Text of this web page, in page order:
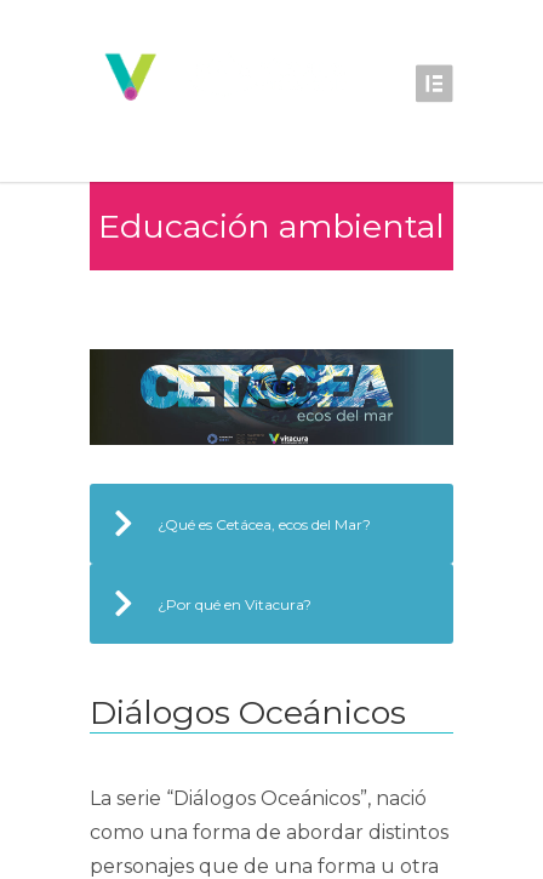
Educación ambiental
¿Qué es Cetácea, ecos del Mar?
¿Por qué en Vitacura?
Diálogos Oceánicos
La serie “Diálogos Oceánicos”, nació
como una forma de abordar distintos
personajes que de una forma u otra